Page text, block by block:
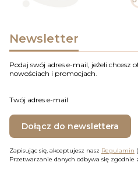
Newsletter
Podaj swój adres e-mail, jeżeli
nowościach i promocjach.
Twój adres e-mail
Dołącz do newslettera
Zapisując się, akceptujesz nasz Regulamin
Przetwarzanie danych odbywa się zgodnie